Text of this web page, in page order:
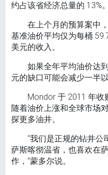
约占该省经济总量的 13%。
在上个月的预算案中
基准油价平均仅为每桶
美元的收入。
如果全年平均油价达
元的缺口可能会减少一半以
Mondor 于 2011 年收
随着油价上涨和全球市场
探更多油井。
“我们是正规的钻井公
萨斯喀彻温省，也喜欢在
作，”蒙多尔说。